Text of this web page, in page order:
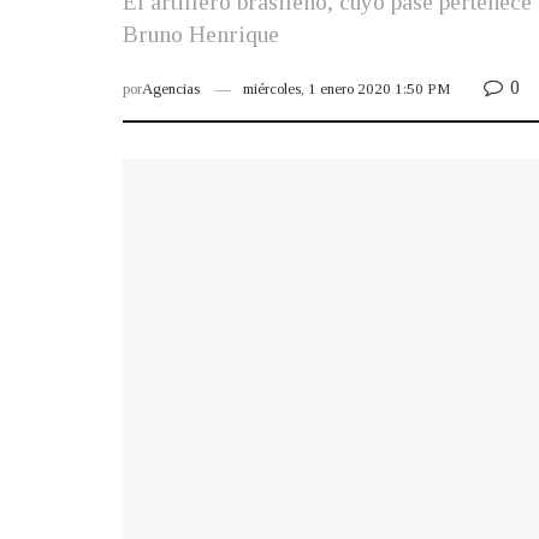
Bruno Henrique
porAgencias miércoles, 1 enero 2020 1:50 PM 0